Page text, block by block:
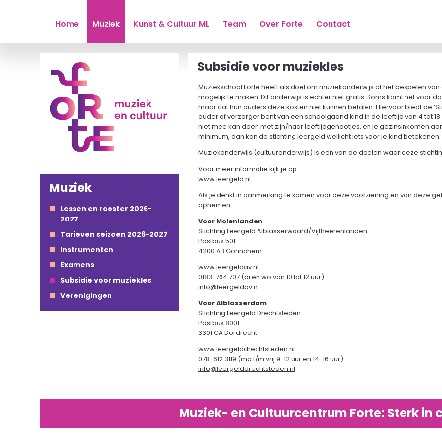
Home Muziek Kunst & Cultuur ML Team Over Forte Contact
Muziek
Lessen en rooster 2026-
2027
Tarieven seizoen 2026-2027
Instrumenten
Examens
Subsidie voor muziekles
Verenigingen
Subsidie voor muziekles
Muziekschool Forte heeft als doel om muziekonderwijs of het bespelen
mogelijk te maken. Dit onderwijs is echter niet gratis. Soms komt het voor
maar dat hun ouders deze kosten niet kunnen betalen. Hiervoor biedt de
ouder of verzorger bent van een schoolgaand kind in de leeftijd van 4 tot
niet mee kan doen met zijn/haar leeftijdgenootjes, en je gezinsinkomen
minimum, dan kan de stichting leergeld wellicht iets voor je kind betekenen.
Muziekonderwijs (cultuuronderwijs) is een van de doelen waar deze
Voor meer informatie kijk je op:
www.leergeld.nl
Als je denkt in aanmerking te komen voor deze voorziening en van deze
opnemen:
Voor Molenlanden
Stichting Leergeld Alblasserwaard/Vijfheerenlanden
Postbus 501
4200 AB Gorinchem
www.leergeldav.nl
0183-764 707 (di en wo van 10 tot 12 uur)
info@leergeldav.nl
Voor Alblasserdam
Stichting Leergeld Drechtsteden
Postbus 8001
3301 CA Dordrecht
www.leergelddrechtsteden.nl
078-612 3119 (ma t/m vrij 9-12 uur en 14-16 uur)
info@leergelddrechtsteden.nl
Muziek- en Cultuurcentrum Forte: Sterk in